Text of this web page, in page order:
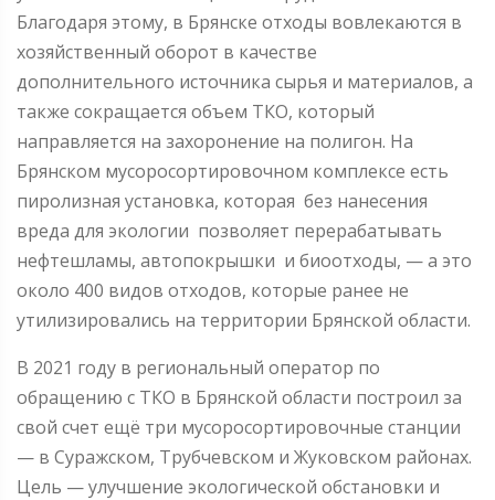
Благодаря этому, в Брянске отходы вовлекаются в
хозяйственный оборот в качестве
дополнительного источника сырья и материалов, а
также сокращается объем ТКО, который
направляется на захоронение на полигон. На
Брянском мусоросортировочном комплексе есть
пиролизная установка, которая без нанесения
вреда для экологии позволяет перерабатывать
нефтешламы, автопокрышки и биоотходы, — а это
около 400 видов отходов, которые ранее не
утилизировались на территории Брянской области.
В 2021 году в региональный оператор по
обращению с ТКО в Брянской области построил за
свой счет ещё три мусоросортировочные станции
— в Суражском, Трубчевском и Жуковском районах.
Цель — улучшение экологической обстановки и